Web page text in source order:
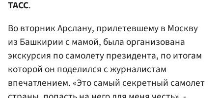
ТАСС.
Во вторник Арслану, прилетевшему в Москву
из Башкирии с мамой, была организована
экскурсия по самолету президента, по итогам
которой он поделился с журналистам
впечатлением. «Это самый секретный самолет